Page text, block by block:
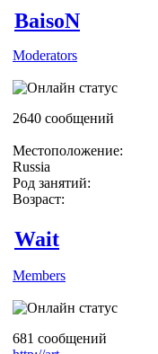
BaisoN
Moderators
2640 сообщений
Местоположение:
Russia
Род занятий:
Возраст:
Wait
Members
681 сообщений